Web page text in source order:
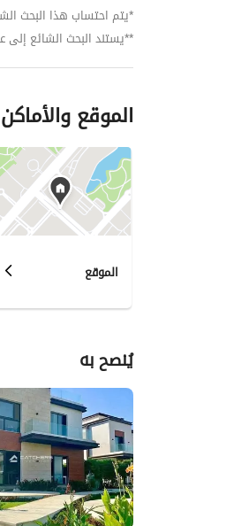
*يتم احتساب هذا البحث
**يستند البحث الشائع إلى
الموقع
الموقع
يُنصح به